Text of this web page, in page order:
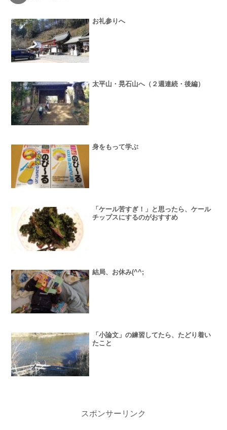
お礼参りへ
太平山・晃石山へ（２週連続・後編）
身をもって学ぶ
「ケール苦すぎ！」と思ったら、ケール
チップスにするのがおすすめ
結局、お休み(^^;
「小論文」の練習してたら、たどり着い
たこと
スポンサーリンク